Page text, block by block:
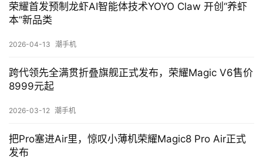
G
人
智
能
I
科
技
荣耀首发预制龙虾AI智能体技术YOYO Claw 开创“养虾
本”新品类
2026-04-13 潮手机
跨代领先全满贯折叠旗舰正式发布，荣耀Magic V6售价
8999元起
2026-03-12 潮手机
把Pro塞进Air里，惊叹小薄机荣耀Magic8 Pro Air正式
发布